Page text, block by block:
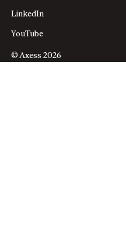
LinkedIn
YouTube
© Axess 2026